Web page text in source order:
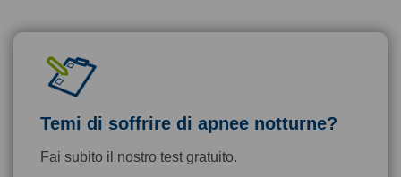
Temi di soffrire di apnee notturne?
Fai subito il nostro test gratuito.